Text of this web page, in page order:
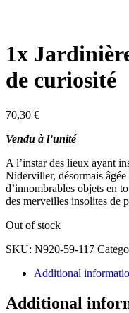
1x
de curiosité
70,30 €
Vendu à l’unité
A l’instar des lieux ayant
Niderviller, désormais
d’innombrables objets en
des merveilles insolites de
Out of stock
SKU: N920-59-117
Additional
Additional